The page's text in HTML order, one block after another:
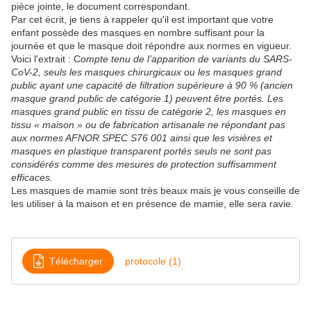
pièce jointe, le document correspondant.
Par cet écrit, je tiens à rappeler qu'il est important que votre
enfant possède des masques en nombre suffisant pour la
journée et que le masque doit répondre aux normes en vigueur.
Voici l'extrait : Compte tenu de l’apparition de variants du SARS-
CoV-2, seuls les masques chirurgicaux ou les masques grand
public ayant une capacité de filtration supérieure à 90 % (ancien
masque grand public de catégorie 1) peuvent être portés. Les
masques grand public en tissu de catégorie 2, les masques en
tissu « maison » ou de fabrication artisanale ne répondant pas
aux normes AFNOR SPEC S76 001 ainsi que les visières et
masques en plastique transparent portés seuls ne sont pas
considérés comme des mesures de protection suffisamment
efficaces.
Les masques de mamie sont très beaux mais je vous conseille de
les utiliser à la maison et en présence de mamie, elle sera ravie.
Télécharger protocole (1)